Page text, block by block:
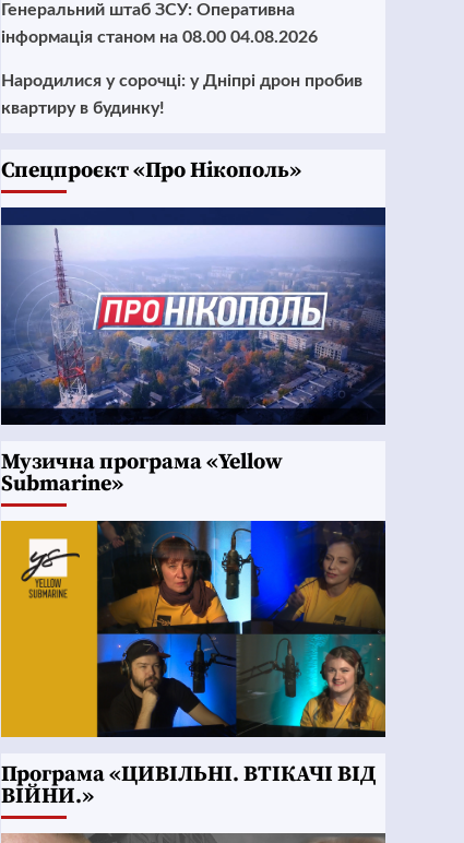
Генеральний штаб ЗСУ: Оперативна
інформація станом на 08.00 04.08.2026
Народилися у сорочці: у Дніпрі дрон пробив
квартиру в будинку!
Cпецпроєкт «Про Нікополь»
Музична програма «Yellow
Submarine»
Програма «ЦИВІЛЬНІ. ВТІКАЧІ ВІД
ВІЙНИ.»